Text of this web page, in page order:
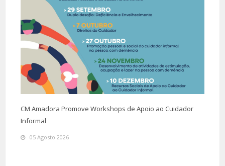
CM Amadora Promove Workshops de Apoio ao Cuidador
Informal
05 Agosto 2026